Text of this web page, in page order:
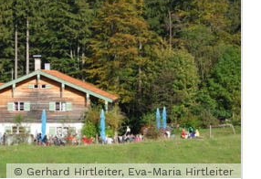
© Gerhard Hirtleiter, Eva-Maria Hirtleiter